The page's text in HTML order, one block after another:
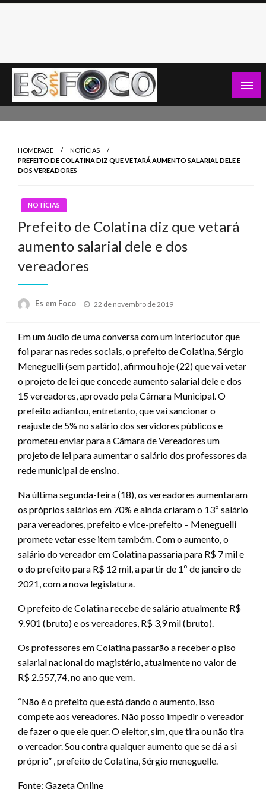
Skip
HOMEPAGE
NOTÍCIAS
PREFEITO DE COLATINA DIZ QUE VETARÁ AUMENTO SALARIAL DELE E
DOS VEREADORES
NOTÍCIAS
Prefeito de Colatina diz que vetará
aumento salarial dele e dos
vereadores
Es em Foco
Posted
22 de novembro de 2019
Em um áudio de uma conversa com um interlocutor que
foi parar nas redes sociais, o prefeito de Colatina, Sérgio
Meneguelli (sem partido), afirmou hoje (22) que vai vetar
o projeto de lei que concede aumento salarial dele e dos
15 vereadores, aprovado pela Câmara Municipal. O
prefeito adiantou, entretanto, que vai sancionar o
reajuste de 5% no salário dos servidores públicos e
prometeu enviar para a Câmara de Vereadores um
projeto de lei para aumentar o salário dos professores da
rede municipal de ensino.
Na última segunda-feira (18), os vereadores aumentaram
os próprios salários em 70% e ainda criaram o 13º salário
para vereadores, prefeito e vice-prefeito – Meneguelli
promete vetar esse item também. Com o aumento, o
salário do vereador em Colatina passaria para R$ 7 mil e
o do prefeito para R$ 12 mil, a partir de 1º de janeiro de
2021, com a nova legislatura.
O prefeito de Colatina recebe de salário atualmente R$
9.901 (bruto) e os vereadores, R$ 3,9 mil (bruto).
Os professores em Colatina passarão a receber o piso
salarial nacional do magistério, atualmente no valor de
R$ 2.557,74, no ano que vem.
“Não é o prefeito que está dando o aumento, isso
compete aos vereadores. Não posso impedir o vereador
de fazer o que ele quer. O eleitor, sim, que tira ou não tira
o vereador. Sou contra qualquer aumento que se dá a si
próprio” , prefeito de Colatina, Sérgio meneguelle.
Fonte: Gazeta Online